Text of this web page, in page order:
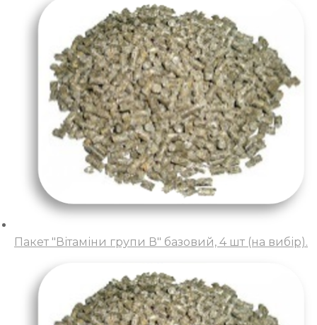
Пакет "Вітаміни групи В" базовий, 4 шт (на вибір).